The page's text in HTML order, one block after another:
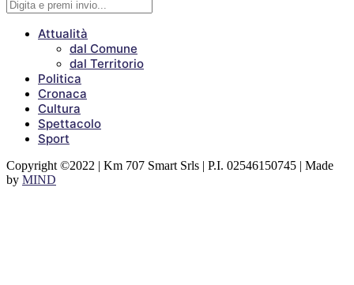
Attualità
dal Comune
dal Territorio
Politica
Cronaca
Cultura
Spettacolo
Sport
Copyright ©2022 | Km 707 Smart Srls | P.I. 02546150745 | Made
by MIND